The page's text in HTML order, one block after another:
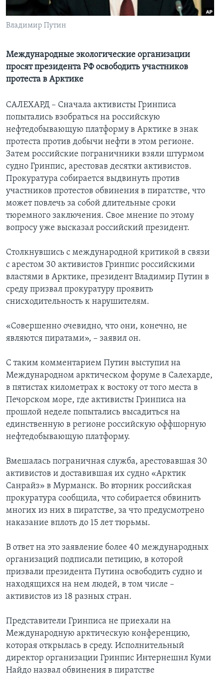
Learning English
Владимир Путин
Международные экологические организации
просят президента РФ освободить участников
протеста в Арктике
САЛЕХАРД – Сначала активисты Гринписа
попытались взобраться на российскую
нефтедобывающую платформу в Арктике в знак
протеста против добычи нефти в этом регионе.
Затем российские пограничники взяли штурмом
судно Гринпис, арестовав десятки активистов.
Прокуратура собирается выдвинуть против
участников протестов обвинения в пиратстве, что
может повлечь за собой длительные сроки
тюремного заключения. Свое мнение по этому
вопросу уже высказал российский президент.
Столкнувшись с международной критикой в связи
с арестом 30 активистов Гринпис российскими
властями в Арктике, президент Владимир Путин в
среду призвал прокуратуру проявить
снисходительность к нарушителям.
«Совершенно очевидно, что они, конечно, не
являются пиратами», – заявил он.
С таким комментарием Путин выступил на
Международном арктическом форуме в Салехарде,
в пятистах километрах к востоку от того места в
Печорском море, где активисты Гринписа на
прошлой неделе попытались высадиться на
единственную в регионе российскую оффшорную
нефтедобывающую платформу.
Вмешалась пограничная служба, арестовавшая 30
активистов и доставившая их судно «Арктик
Санрайз» в Мурманск. Во вторник российская
прокуратура сообщила, что собирается обвинить
многих из них в пиратстве, за что предусмотрено
наказание вплоть до 15 лет тюрьмы.
В ответ на это заявление более 40 международных
организаций подписали петицию, в которой
призвали президента Путина освободить судно и
находящихся на нем людей, в том числе –
активистов из 18 разных стран.
Представители Гринписа не приехали на
Международную арктическую конференцию,
которая открылась в среду. Исполнительный
директор организации Гринпис Интернешнл Куми
Найдо назвал обвинения в пиратстве